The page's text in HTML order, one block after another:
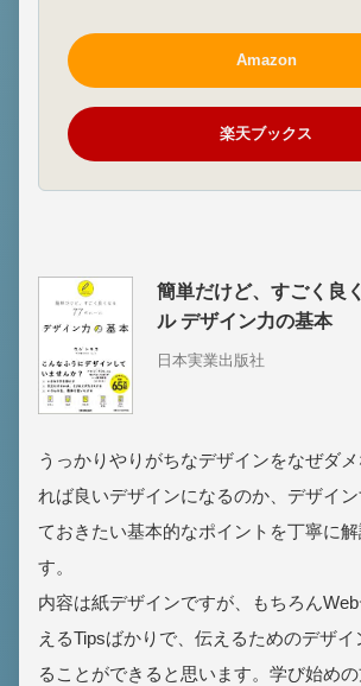
Amazon
楽天ブックス
簡単だけど、すごく良
ル デザイン力の基本
日本実業出版社
うっかりやりがちなデザインをなぜダ
れば良いデザインになるのか、デザイン
ておきたい基本的なポイントを丁寧に
す。
内容は紙デザインですが、もちろん
えるTipsばかりで、伝えるためのデザ
ることができると思います。学び始め